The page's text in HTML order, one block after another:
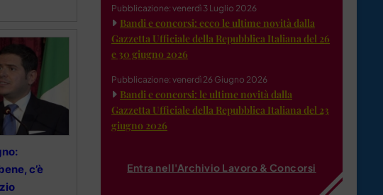
c’è
Pubblicazione: venerdì 3 Luglio 2026
Bandi e concorsi: ecco le ultime novità dalla
Gazzetta Ufficiale della Repubblica Italiana del 26
e 30 giugno 2026
Pubblicazione: venerdì 26 Giugno 2026
Bandi e concorsi: le ultime novità dalla
Gazzetta Ufficiale della Repubblica Italiana del 23
giugno 2026
Entra nell'Archivio Lavoro & Concorsi